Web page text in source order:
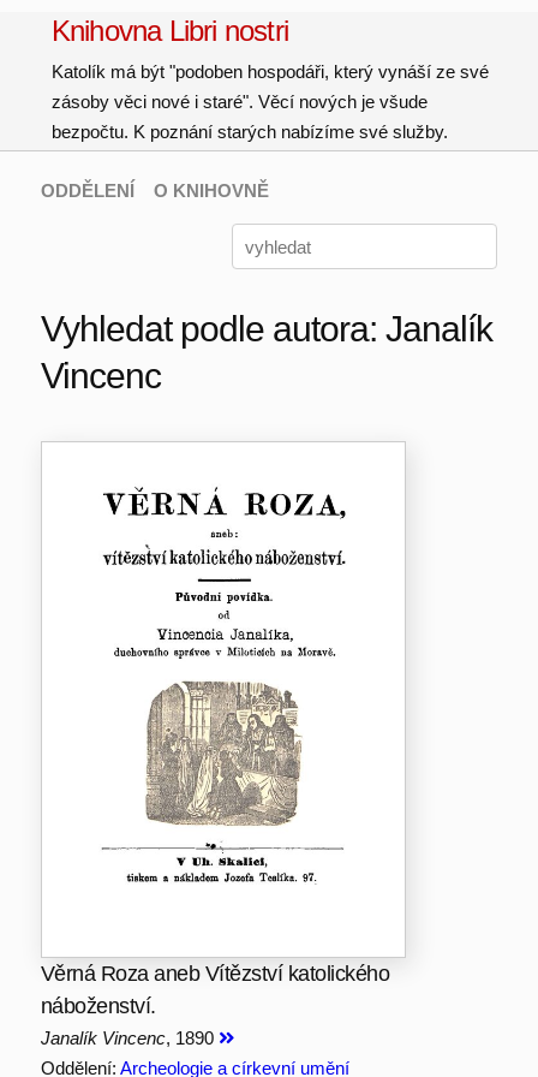
Knihovna Libri nostri
Katolík má být "podoben hospodáři, který vynáší ze své
zásoby věci nové i staré". Věcí nových je všude
bezpočtu. K poznání starých nabízíme své služby.
ODDĚLENÍ O KNIHOVNĚ
Vyhledat podle autora: Janalík
Vincenc
Věrná Roza aneb Vítězství katolického
náboženství.
Janalík Vincenc, 1890
Oddělení: Archeologie a církevní umění